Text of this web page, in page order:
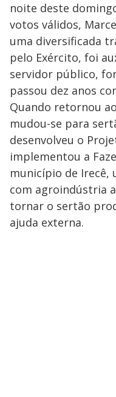
noite deste
votos válidos,
uma diversificada
pelo Exército, foi
servidor público,
passou dez anos
Quando retornou
mudou-se para
desenvolveu o
implementou a
município de Irecê,
com agroindústria
tornar o sertão
ajuda externa.